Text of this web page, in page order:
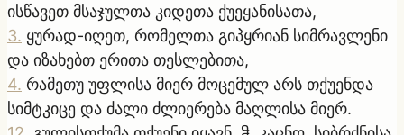
ისწავეთ მსაჯულთა კიდეთა ქუეყანისათა,
3. ყურად-იღეთ, რომელთა გიპყრიან სიმრავლენი
და იზახებთ ერითა თესლებითა,
4. რამეთუ უფლისა მიერ მოცემულ არს თქუენდა
სიმტკიცე და ძალი ძლიერება მაღლისა მიერ.